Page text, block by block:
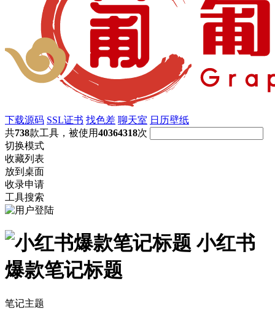
下载源码 SSL证书 找色差 聊天室 日历壁纸
共738款工具，被使用40364318次
切换模式
收藏列表
放到桌面
收录申请
工具搜索
小红书
爆款笔记标题
笔记主题